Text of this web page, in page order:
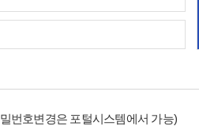
번호변경은 포털시스템에서 가능)